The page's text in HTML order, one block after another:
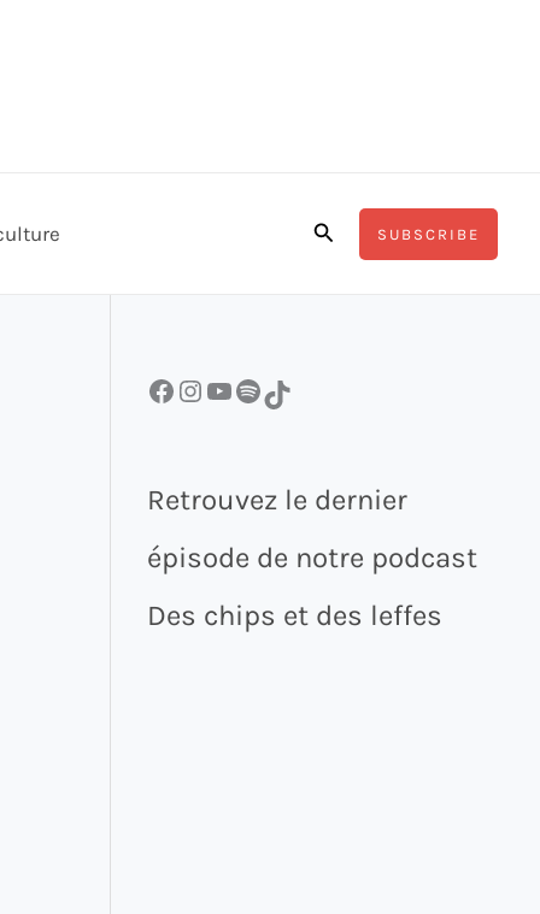
RechercherSUBSCRIBE
Facebook InstagramYouTube Spotify TikTok
Retrouvez le dernier
épisode de notre podcast
Des chips et des leffes